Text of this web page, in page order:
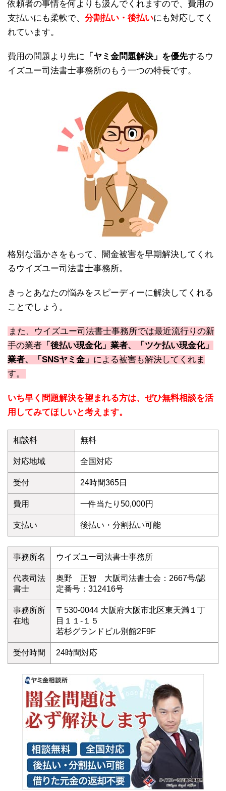
依頼者の事情を何よりも汲んでくれますので、費用の
支払いにも柔軟で、 分割払い・後払いにも対応してく
れています。
費用の問題より先に 「ヤミ金問題解決」を優先するウ
イズユー司法書士事務所のもう一つの特長です。
格別な温かさをもって、闇金被害を早期解決してくれ
るウイズユー司法書士事務所。
きっとあなたの悩みをスピーディーに解決してくれる
ことでしょう。
また、ウイズユー司法書士事務所では最近流行りの新
手の業者 「後払い現金化」業者、「ツケ払い現金化」
業者、「SNSヤミ金」 による被害も解決してくれま
す。
いち早く問題解決を望まれる方は、ぜひ無料相談を活
用してみてほしいと考えます。
相談料 無料
対応地域 全国対応
受付 24時間365日
費用 一件当たり50,000円
支払い 後払い・分割払い可能
事務所名 ウイズユー司法書士事務所
代表司法
書士
奥野 正智 大阪司法書士会：2667号/認
定番号：312416号
事務所所
在地
〒530-0044 大阪府大阪市北区東天満１丁
目１１-１５
若杉グランドビル別館2F9F
受付時間 24時間対応